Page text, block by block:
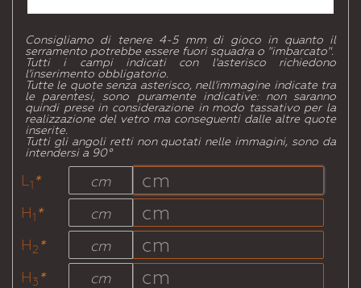
Consigliamo di tenere 4-5 mm di gioco in quanto il
serramento potrebbe essere fuori squadra o "imbarcato".
Tutti i campi indicati con l'asterisco richiedono
l'inserimento obbligatorio.
Tutte le quote senza asterisco, nell'immagine indicate tra
le parentesi, sono puramente indicative: non saranno
quindi prese in considerazione in modo tassativo per la
realizzazione del vetro ma conseguenti dalle altre quote
inserite.
Tutti gli angoli retti non quotati nelle immagini, sono da
intendersi a 90°
L1 *
cm
H1 *
cm
H 2 *
cm
H3 * cm